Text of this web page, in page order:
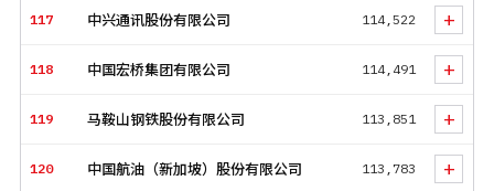
117 中兴通讯股份有限公司 114,522 +
118 中国宏桥集团有限公司 114,491 +
119 马鞍山钢铁股份有限公司 113,851 +
120 中国航油（新加坡）股份有限公司 113,783 +